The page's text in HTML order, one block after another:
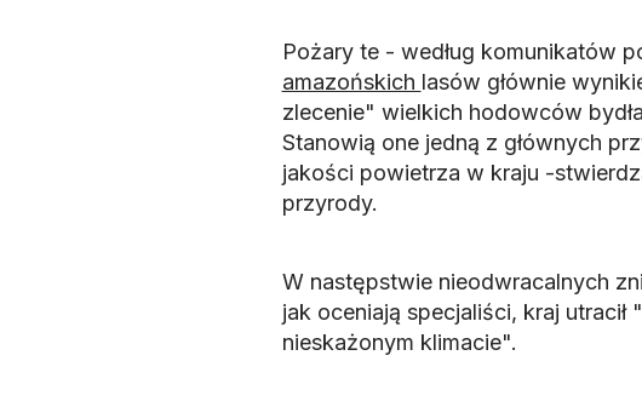
Pożary te - według komunikatów
amazońskich lasów głównie
zlecenie" wielkich hodowców
Stanowią one jedną z głównych
jakości powietrza w kraju -
przyrody.
W następstwie nieodwracalnych
jak oceniają specjaliści, kraj
nieskażonym klimacie".